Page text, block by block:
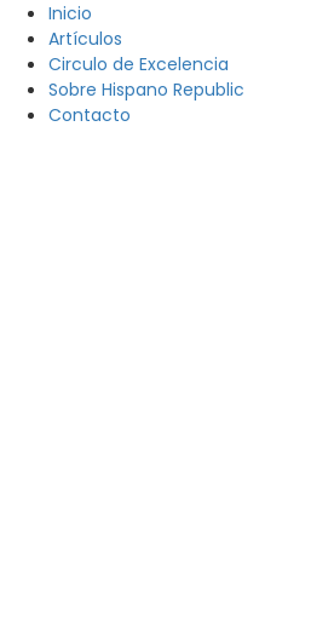
Inicio
Artículos
Circulo de Excelencia
Sobre Hispano Republic
Contacto